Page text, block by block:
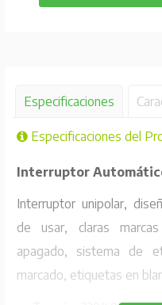
Especificaciones
Especificaciones del
Interruptor
Interruptor unipolar,
de usar, claras
apagado, sistema de
marcado, etiquetas en